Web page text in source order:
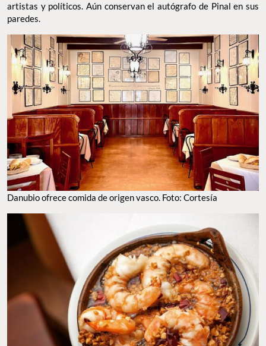
artistas y políticos. Aún conservan el autógrafo de Pinal en sus
paredes.
Danubio ofrece comida de origen vasco. Foto: Cortesía